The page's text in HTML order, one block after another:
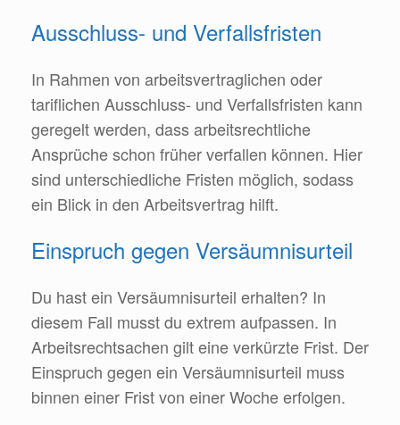
Ausschluss- und Verfallsfristen
In Rahmen von arbeitsvertraglichen oder
tariflichen Ausschluss- und Verfallsfristen kann
geregelt werden, dass arbeitsrechtliche
Ansprüche schon früher verfallen können. Hier
sind unterschiedliche Fristen möglich, sodass
ein Blick in den Arbeitsvertrag hilft.
Einspruch gegen Versäumnisurteil
Du hast ein Versäumnisurteil erhalten? In
diesem Fall musst du extrem aufpassen. In
Arbeitsrechtsachen gilt eine verkürzte Frist. Der
Einspruch gegen ein Versäumnisurteil muss
binnen einer Frist von einer Woche erfolgen.